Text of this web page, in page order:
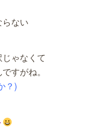
ない
ゃなくて
すがね。
？)